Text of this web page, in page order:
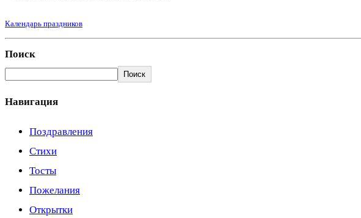
Календарь праздников
Поиск
Поиск
Навигация
Поздравления
Стихи
Тосты
Пожелания
Открытки